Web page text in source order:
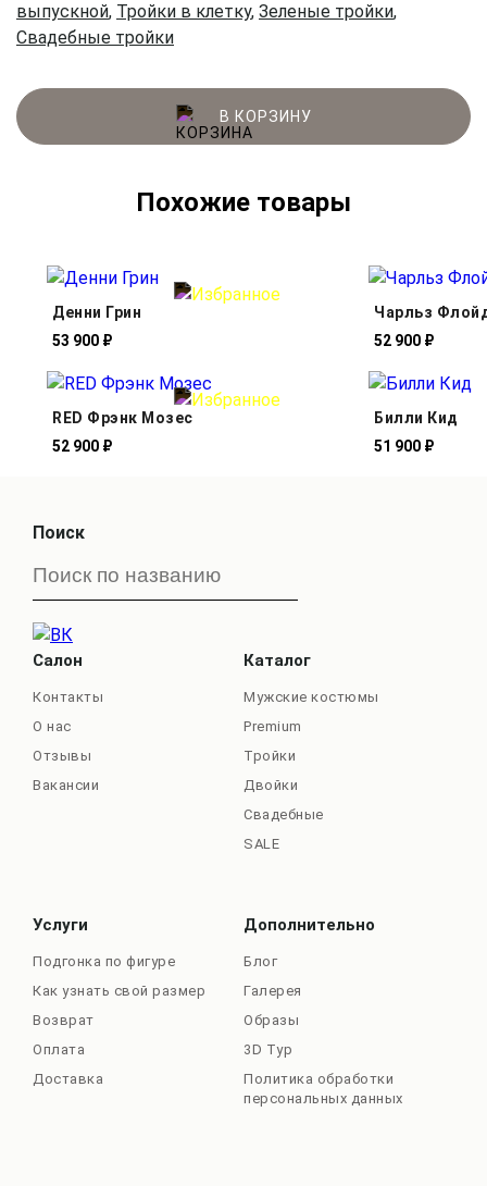
выпускной, Тройки в клетку, Зеленые тройки,
Свадебные тройки
В КОРЗИНУ
Похожие товары
Денни Грин
53 900 ₽
Чарльз
52 900 ₽
RED Фрэнк Мозес
52 900 ₽
Билли Кид
51 900 ₽
Поиск
Салон
Контакты
О нас
Отзывы
Вакансии
Каталог
Мужские костюмы
Premium
Тройки
Двойки
Свадебные
SALE
Услуги
Подгонка по фигуре
Как узнать свой размер
Возврат
Оплата
Доставка
Дополнительно
Блог
Галерея
Образы
3D Тур
Политика обработки
персональных данных